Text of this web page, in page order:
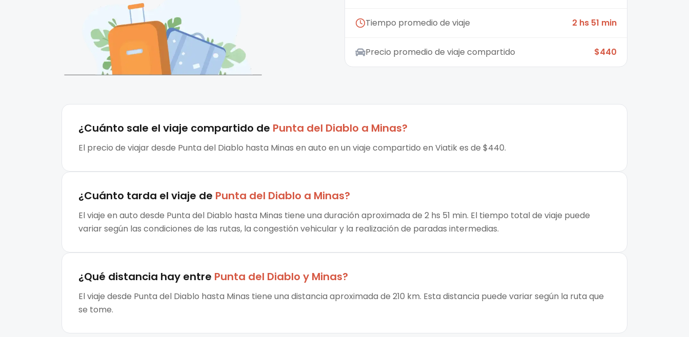
Tiempo promedio de viaje 2 hs 51 min
Precio promedio de viaje compartido $440
¿Cuánto sale el viaje compartido de Punta del Diablo a Minas?
El precio de viajar desde Punta del Diablo hasta Minas en auto en un viaje compartido en Viatik es de $440.
¿Cuánto tarda el viaje de Punta del Diablo a Minas?
El viaje en auto desde Punta del Diablo hasta Minas tiene una duración aproximada de 2 hs 51 min. El tiempo total de viaje puede
variar según las condiciones de las rutas, la congestión vehicular y la realización de paradas intermedias.
¿Qué distancia hay entre Punta del Diablo y Minas?
El viaje desde Punta del Diablo hasta Minas tiene una distancia aproximada de 210 km. Esta distancia puede variar según la ruta que
se tome.